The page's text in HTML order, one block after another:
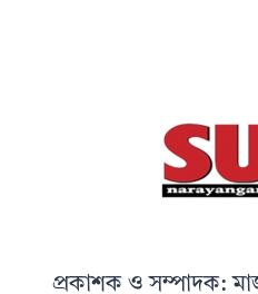
প্রকাশক ও সম্পাদক: